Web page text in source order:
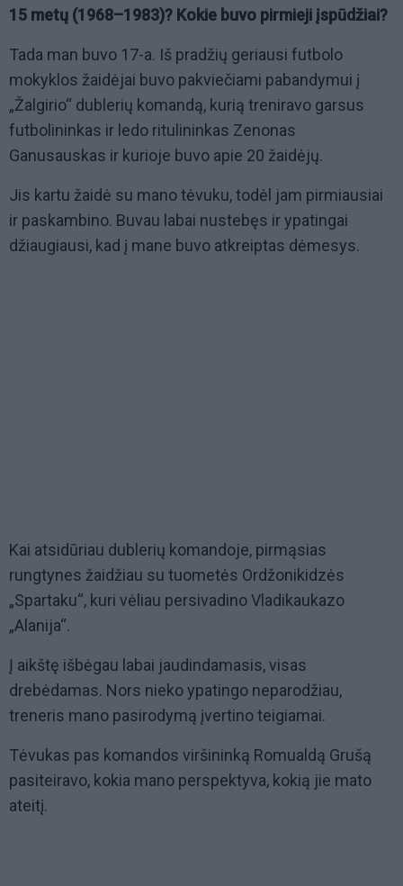
15 metų (1968–1983)? Kokie buvo pirmieji įspūdžiai?
Tada man buvo 17-a. Iš pradžių geriausi futbolo
mokyklos žaidėjai buvo pakviečiami pabandymui į
„Žalgirio“ dublerių komandą, kurią treniravo garsus
futbolininkas ir ledo ritulininkas Zenonas
Ganusauskas ir kurioje buvo apie 20 žaidėjų.
Jis kartu žaidė su mano tėvuku, todėl jam pirmiausiai
ir paskambino. Buvau labai nustebęs ir ypatingai
džiaugiausi, kad į mane buvo atkreiptas dėmesys.
Kai atsidūriau dublerių komandoje, pirmąsias
rungtynes žaidžiau su tuometės Ordžonikidzės
„Spartaku“, kuri vėliau persivadino Vladikaukazo
„Alanija“.
Į aikštę išbėgau labai jaudindamasis, visas
drebėdamas. Nors nieko ypatingo neparodžiau,
treneris mano pasirodymą įvertino teigiamai.
Tėvukas pas komandos viršininką Romualdą Grušą
pasiteiravo, kokia mano perspektyva, kokią jie mato
ateitį.